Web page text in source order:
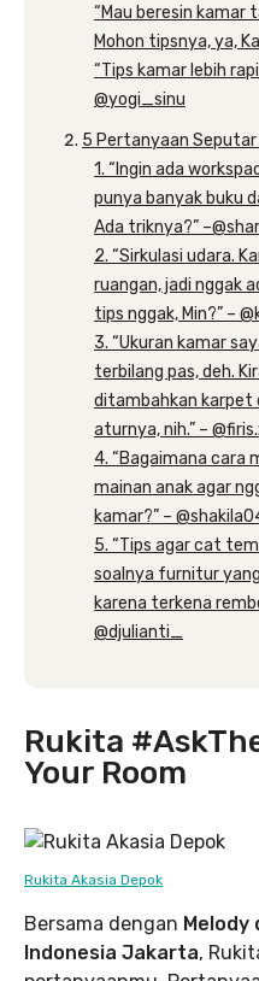
“Mau beresin kamar
Mohon tipsnya, ya,
“Tips kamar lebih
@yogi_sinu
5 Pertanyaan Seputar
1. “Ingin ada
punya banyak buku
Ada triknya?”
2. “Sirkulasi udara.
ruangan, jadi nggak
tips nggak, Min?” –
3. “Ukuran kamar
terbilang pas, deh.
ditambahkan karpet
aturnya, nih.” –
4. “Bagaimana cara
mainan anak agar
kamar?” –
5. “Tips agar cat
soalnya furnitur
karena terkena
@djulianti_
Rukita
Your Room
Rukita Akasia Depok
Bersama dengan Melody
Indonesia Jakarta,